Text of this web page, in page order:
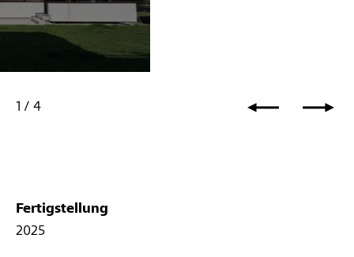
1 / 4
Fertigstellung
2025